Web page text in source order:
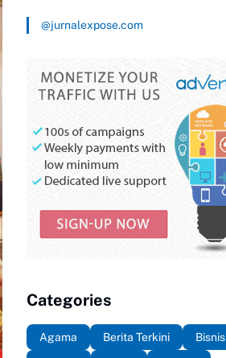
@jurnalexpose.com
Categories
Agama Berita Terkini
Bisnis